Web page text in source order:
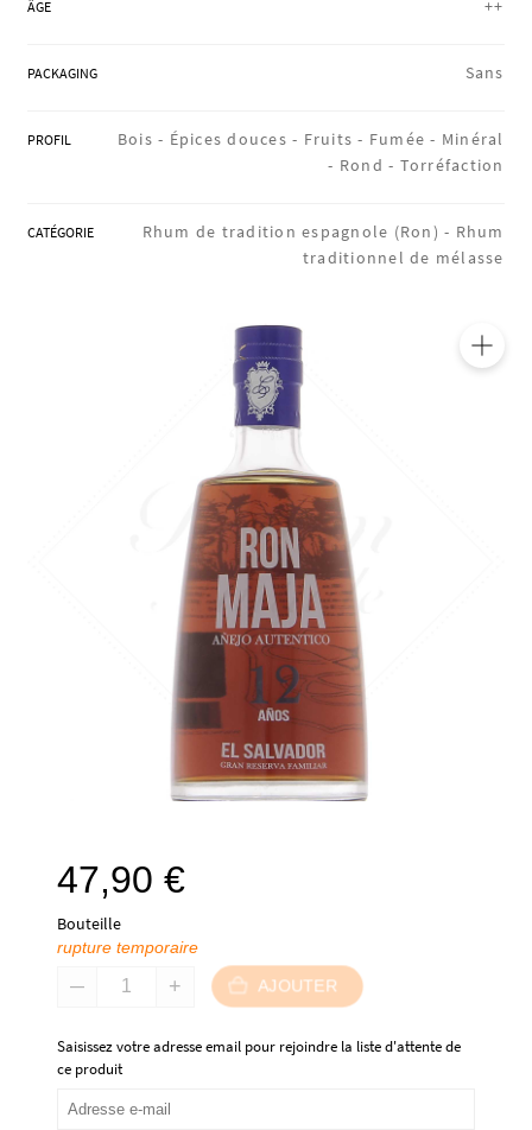
ÂGE ++
PACKAGING Sans
PROFIL Bois - Épices douces - Fruits - Fumée - Minéral
- Rond - Torréfaction
CATÉGORIE Rhum de tradition espagnole (Ron) - Rhum
traditionnel de mélasse
47,90 €
Bouteille
rupture temporaire
AJOUTER
Saisissez votre adresse email pour rejoindre la liste d'attente de
ce produit